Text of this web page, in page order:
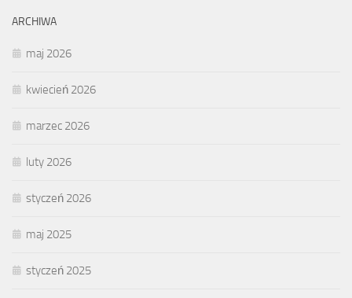
ARCHIWA
maj 2026
kwiecień 2026
marzec 2026
luty 2026
styczeń 2026
maj 2025
styczeń 2025